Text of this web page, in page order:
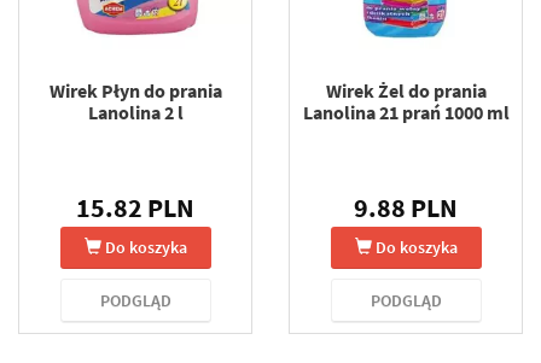
Wirek Płyn do prania
Lanolina 2 l
15.82 PLN
Do koszyka
PODGLĄD
Wirek Żel do prania
Lanolina 21 prań 1000 ml
9.88 PLN
Do koszyka
PODGLĄD